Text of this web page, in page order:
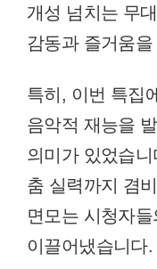
개성 넘치는 무
감동과 즐거움
특히, 이번 특집
음악적 재능을
의미가 있었습
춤 실력까지 겸
면모는 시청자
이끌어냈습니다